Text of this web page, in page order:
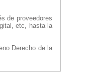
de proveedores
etc, hasta la
Derecho de la